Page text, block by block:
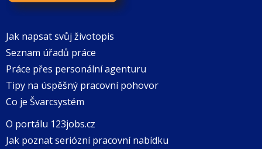
Jak napsat svůj životopis
Seznam úřadů práce
Práce přes personální agenturu
Tipy na úspěšný pracovní pohovor
Co je Švarcsystém
O portálu 123jobs.cz
Jak poznat seriózní pracovní nabídku